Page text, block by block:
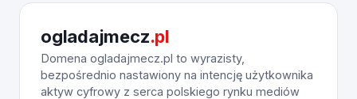
ogladajmecz.pl
Domena ogladajmecz.pl to wyrazisty,
bezpośrednio nastawiony na intencję użytkownika
aktyw cyfrowy z serca polskiego rynku mediów